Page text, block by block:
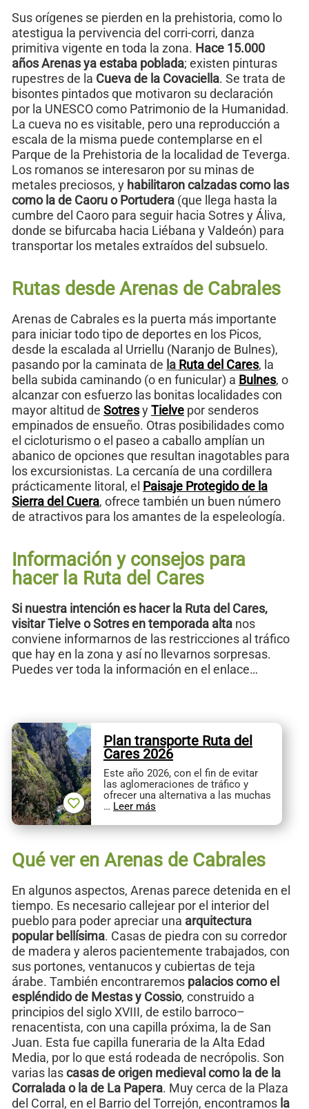
Sus orígenes se pierden en la prehistoria, como lo
atestigua la pervivencia del corri-corri, danza
primitiva vigente en toda la zona. Hace 15.000
años Arenas ya estaba poblada; existen pinturas
rupestres de la Cueva de la Covaciella. Se trata de
bisontes pintados que motivaron su declaración
por la UNESCO como Patrimonio de la Humanidad.
La cueva no es visitable, pero una reproducción a
escala de la misma puede contemplarse en el
Parque de la Prehistoria de la localidad de Teverga.
Los romanos se interesaron por su minas de
metales preciosos, y habilitaron calzadas como las
como la de Caoru o Portudera (que llega hasta la
cumbre del Caoro para seguir hacia Sotres y Áliva,
donde se bifurcaba hacia Liébana y Valdeón) para
transportar los metales extraídos del subsuelo.
Rutas desde Arenas de Cabrales
Arenas de Cabrales es la puerta más importante
para iniciar todo tipo de deportes en los Picos,
desde la escalada al Urriellu (Naranjo de Bulnes),
pasando por la caminata de la Ruta del Cares, la
bella subida caminando (o en funicular) a Bulnes, o
alcanzar con esfuerzo las bonitas localidades con
mayor altitud de SotresyTielve por senderos
empinados de ensueño. Otras posibilidades como
el cicloturismo o el paseo a caballo amplían un
abanico de opciones que resultan inagotables para
los excursionistas. La cercanía de una cordillera
prácticamente litoral, el Paisaje Protegido de la
Sierra del Cuera, ofrece también un buen número
de atractivos para los amantes de la espeleología.
Información y consejos para
hacer la Ruta del Cares
Si nuestra intención es hacer la Ruta del Cares,
visitar Tielve o Sotres en temporada alta nos
conviene informarnos de las restricciones al tráfico
que hay en la zona y así no llevarnos sorpresas.
Puedes ver toda la información en el enlace…
Plan transporte Ruta del
Cares 2026
Este año 2026, con el fin de evitar
las aglomeraciones de tráfico y
ofrecer una alternativa a las muchas
… Leer más
Qué ver en Arenas de Cabrales
En algunos aspectos, Arenas parece detenida en el
tiempo. Es necesario callejear por el interior del
pueblo para poder apreciar una arquitectura
popular bellísima. Casas de piedra con su corredor
de madera y aleros pacientemente trabajados, con
sus portones, ventanucos y cubiertas de teja
árabe. También encontraremos palacios como el
espléndido de Mestas y Cossio, construido a
principios del siglo XVIII, de estilo barroco–
renacentista, con una capilla próxima, la de San
Juan. Esta fue capilla funeraria de la Alta Edad
Media, por lo que está rodeada de necrópolis. Son
varias lascasas de origen medieval como la de la
Corralada o la de La Papera. Muy cerca de la Plaza
del Corral, en el Barrio del Torrejón, encontramos la